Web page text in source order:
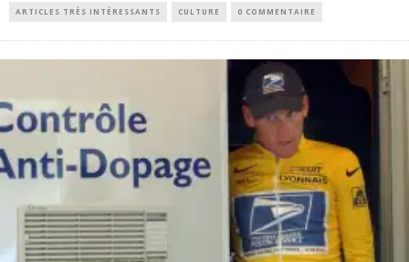
ARTICLES TRÈS INTÉRESSANTS CULTURE 0 COMMENTAIRE